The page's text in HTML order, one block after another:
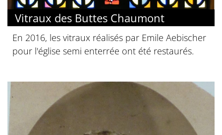
Vitraux des Buttes Chaumont
En 2016, les vitraux réalisés par Emile Aebischer
pour l'église semi enterrée ont été restaurés.